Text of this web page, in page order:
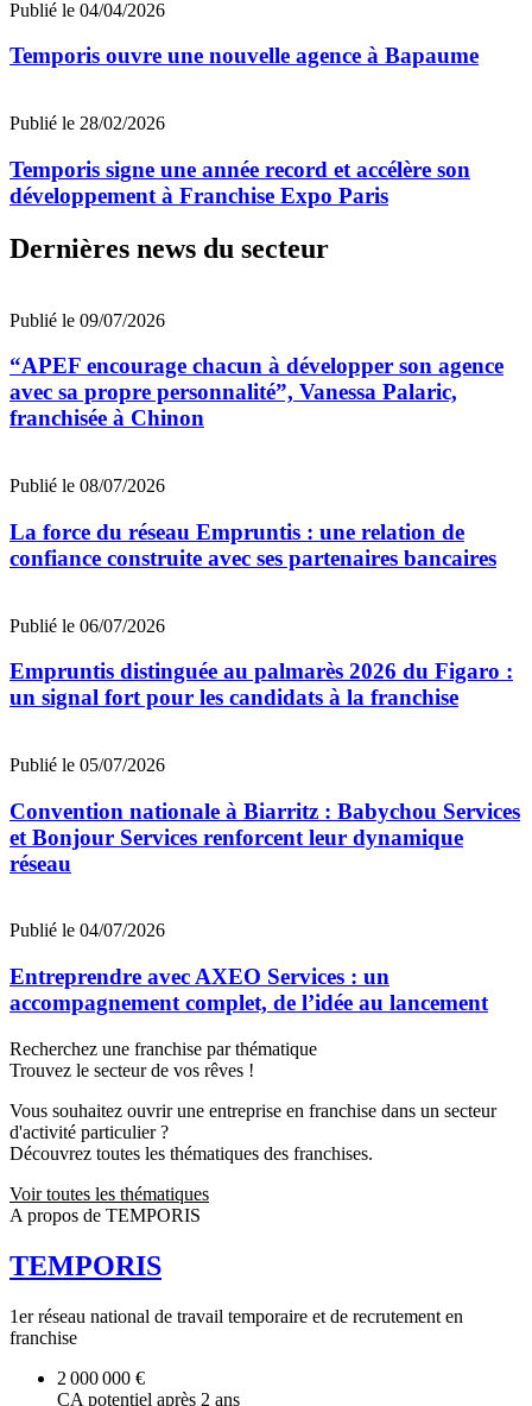
Publié le 04/04/2026
Temporis ouvre une nouvelle agence à Bapaume
Publié le 28/02/2026
Temporis signe une année record et accélère son
développement à Franchise Expo Paris
Dernières news du secteur
Publié le 09/07/2026
“APEF encourage chacun à développer son agence
avec sa propre personnalité”, Vanessa Palaric,
franchisée à Chinon
Publié le 08/07/2026
La force du réseau Empruntis : une relation de
confiance construite avec ses partenaires bancaires
Publié le 06/07/2026
Empruntis distinguée au palmarès 2026 du Figaro :
un signal fort pour les candidats à la franchise
Publié le 05/07/2026
Convention nationale à Biarritz : Babychou Services
et Bonjour Services renforcent leur dynamique
réseau
Publié le 04/07/2026
Entreprendre avec AXEO Services : un
accompagnement complet, de l’idée au lancement
Recherchez une franchise par thématique
Trouvez le secteur de vos rêves !
Vous souhaitez ouvrir une entreprise en franchise dans un secteur
d'activité particulier ?
Découvrez toutes les thématiques des franchises.
Voir toutes les thématiques
A propos de TEMPORIS
TEMPORIS
1er réseau national de travail temporaire et de recrutement en
franchise
2 000 000 €
CA potentiel après 2 ans